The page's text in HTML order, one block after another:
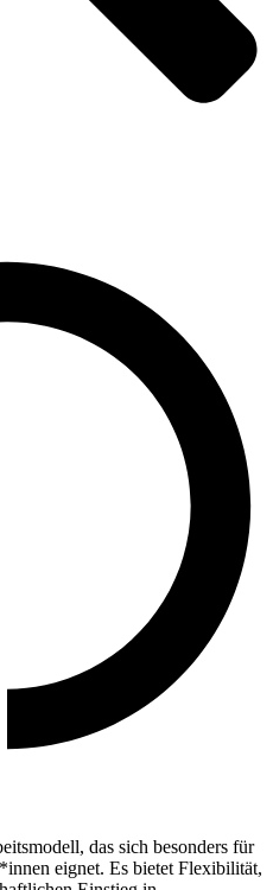
das sich besonders für
eignet. Es bietet Flexibilität,